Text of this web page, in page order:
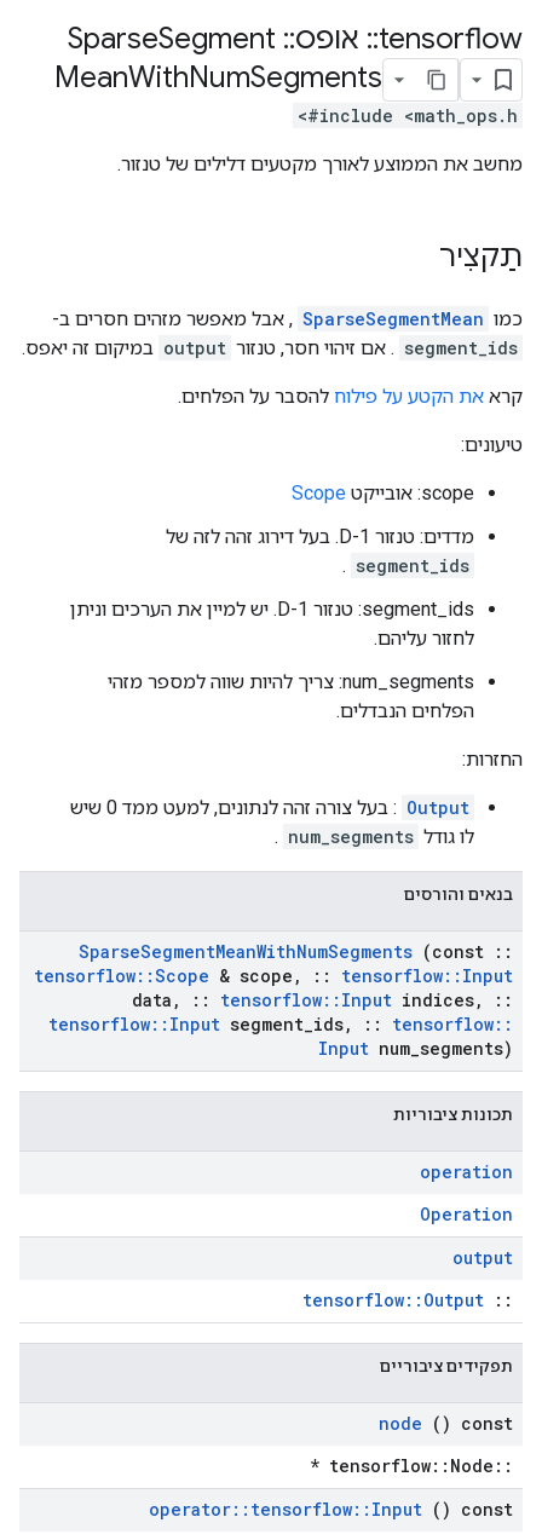
tensorflow
:: אופס::
Segment
MeanWithNumSegments
#include <math_ops.h>
מחשב את הממוצע לאורך מקטעים דלילים של טנזור.
תַקצִיר
כמו SparseSegmentMean , אבל מאפשר מזהים חסרים ב-
segment_ids . אם זיהוי חסר, טנזור output במיקום זה יאפס.
קרא את הקטע על פילוח להסבר על הפלחים.
טיעונים:
scope: אובייקט
Scope
מדדים: טנזור 1-D. בעל דירוג זהה לזה של
segment_ids
.
segment_ids: טנזור 1-D. יש למיין את הערכים וניתן
לחזור עליהם.
num_segments: צריך להיות שווה למספר מזהי
הפלחים הנבדלים.
החזרות:
Output
: בעל צורה זהה לנתונים, למעט ממד 0 שיש
לו גודל num_segments
.
בנאים והורסים
SparseSegmentMeanWithNumSegments (const ::
tensorflow::Scope & scope , :: tensorflow:: Input
data , :: tensorflow:: Input indices,
::
tensorflow:: Input segment ids, :: tensorflow::
Input num segments)
תכונות ציבוריות
operation
Operation
output
::
tensorflow::Output
תפקידים ציבוריים
node () const
::tensorflow::Node *
operator:: tensorflow:: Input () const